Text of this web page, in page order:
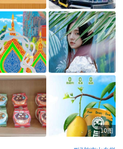
10图